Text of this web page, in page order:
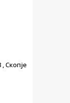
Скопје